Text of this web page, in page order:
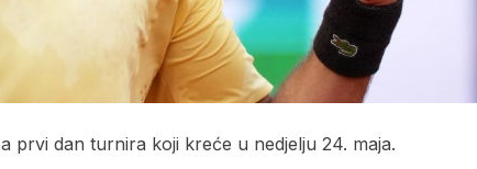
prvi dan turnira koji kreće u nedjelju 24. maja.